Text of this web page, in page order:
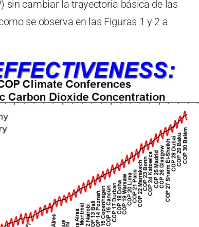
sin cambiar la trayectoria básica de las
se observa en las Figuras 1 y 2 a